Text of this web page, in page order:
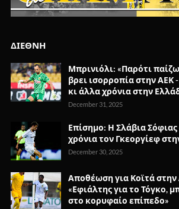
ΔΙΕΘΝΗ
Μπρινιόλι: «Παρότι
βρει ισορροπία στην ΑΕΚ
κι άλλα χρόνια στην
December 31, 2025
Επίσημο: Η Σλάβια
χρόνια τον Γκεοργίεφ
December 30, 2025
Αποθέωση για Κοϊτά
«Εφιάλτης για το Τόγκο,
στο κορυφαίο επίπεδο»